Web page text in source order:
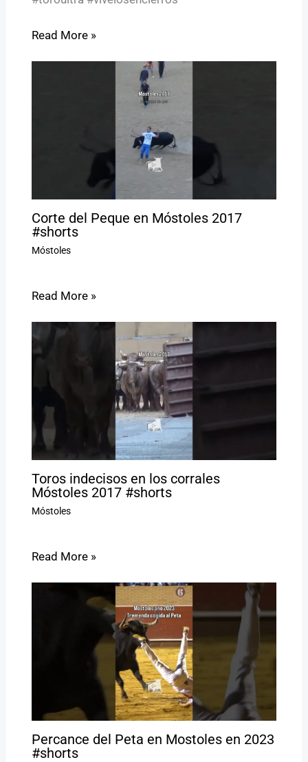
Read More »
Corte del Peque en Móstoles 2017
#shorts
Móstoles
Read More »
Toros indecisos en los corrales
Móstoles 2017 #shorts
Móstoles
Read More »
Percance del Peta en Mostoles en 2023
#shorts